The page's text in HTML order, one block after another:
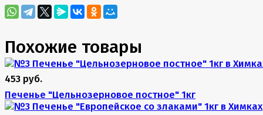
Похожие товары
453 руб.
Печенье "Цельнозерновое постное" 1кг